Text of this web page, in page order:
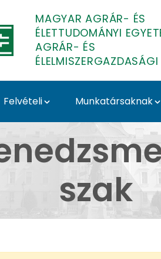
MAGYAR AGRÁR- ÉS
ÉLETTUDOMÁNYI
AGRÁR- ÉS
Felvételi Munkatársaknak
szak